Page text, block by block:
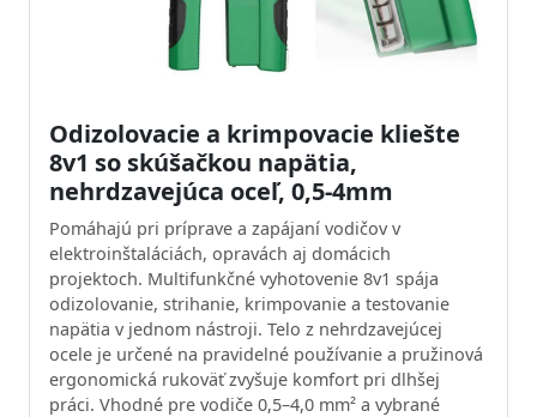
Odizolovacie a krimpovacie kliešte
8v1 so skúšačkou napätia,
nehrdzavejúca oceľ, 0,5-4mm
Pomáhajú pri príprave a zapájaní vodičov v
elektroinštaláciách, opravách aj domácich
projektoch. Multifunkčné vyhotovenie 8v1 spája
odizolovanie, strihanie, krimpovanie a testovanie
napätia v jednom nástroji. Telo z nehrdzavejúcej
ocele je určené na pravidelné používanie a pružinová
ergonomická rukoväť zvyšuje komfort pri dlhšej
práci. Vhodné pre vodiče 0,5–4,0 mm² a vybrané